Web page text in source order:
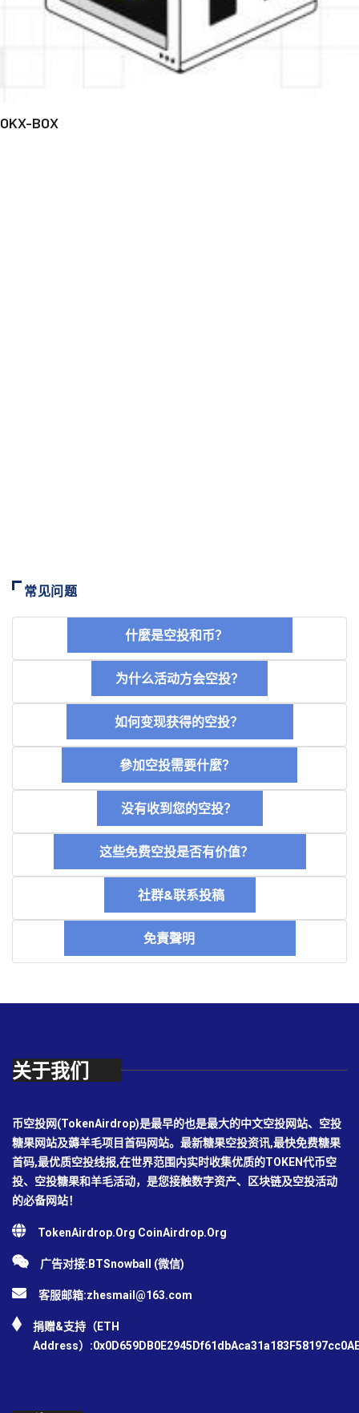
OKX-BOX
常见问题
什麼是空投和币？
为什么活动方会空投？
如何变现获得的空投？
參加空投需要什麼？
没有收到您的空投？
这些免费空投是否有价值？
社群&联系投稿
免責聲明
关于我们
币空投网(TokenAirdrop)是最早的也是最大的中文空投网站、空投
糖果网站及薅羊毛项目首码网站。最新糖果空投资讯,最快免费糖果
首码,最优质空投线报,在世界范围内实时收集优质的TOKEN代币空
投、空投糖果和羊毛活动，是您接触数字资产、区块链及空投活动
的必备网站！
TokenAirdrop.Org CoinAirdrop.Org
广告对接:BTSnowball (微信)
客服邮箱:zhesmail@163.com
捐赠&支持（ETH
Address）